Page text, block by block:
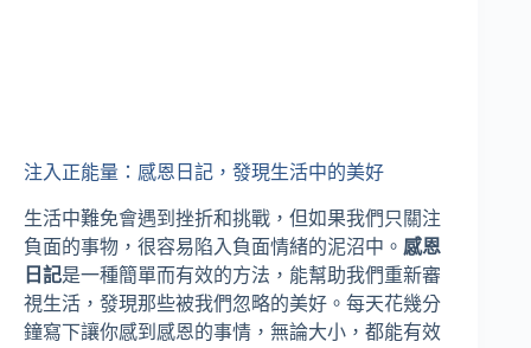
注入正能量：感恩日記，發現生活中的美好
生活中難免會遇到挫折和挑戰，但如果我們只關注
負面的事物，很容易陷入負面情緒的泥沼中。 感恩
日記是一種簡單而有效的方法，能幫助我們重新審
視生活，發現那些被我們忽略的美好。每天花幾分
鐘寫下讓你感到感恩的事情，無論大小，都能有效